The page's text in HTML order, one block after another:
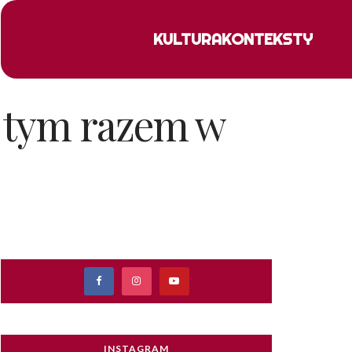
KULTURAKONTEKSTY
razem w
INSTAGRAM